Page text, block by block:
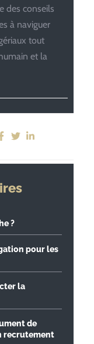
des conseils
à naviguer
tout
et la
?
pour les
la
de
recrutement